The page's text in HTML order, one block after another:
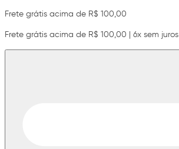
Frete grátis acima de R$ 100,00
Frete grátis acima de R$ 100,00 | 6x sem juros